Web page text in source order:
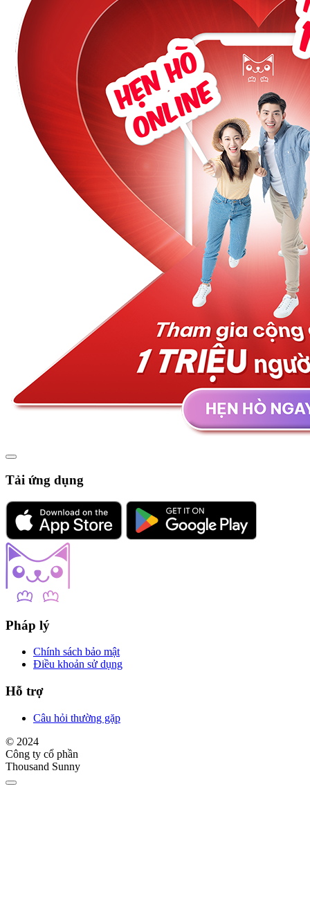
Tải ứng dụng
Pháp lý
Chính sách bảo mật
Điều khoản sử dụng
Hỗ trợ
Câu hỏi thường gặp
© 2024
Công ty cổ phần
Thousand Sunny